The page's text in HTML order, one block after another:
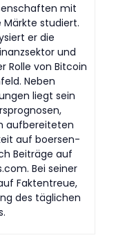
mit
Märkte studiert.
er die
und
Rolle von Bitcoin
Neben
liegt sein
aufbereiteten
auf boersen-
Beiträge auf
Bei seiner
Faktentreue,
des täglichen